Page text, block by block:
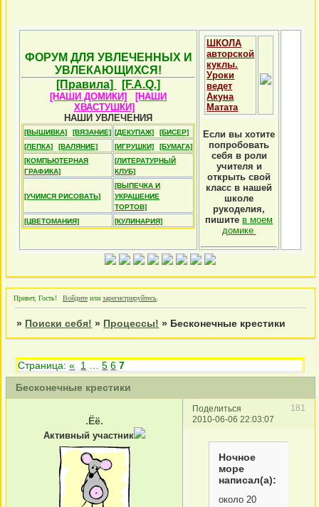
ФОРУМ ДЛЯ УВЛЕЧЕННЫХ И
УВЛЕКАЮЩИХСЯ!
[Правила]
[F.A.Q.]
[НАШИ ДОМИКИ]
[НАШИ
ХВАСТУШКИ]
НАШИ УВЛЕЧЕНИЯ
[ВЫШИВКА] [ВЯЗАНИЕ] [ДЕКУПАЖ]
[БИСЕР]
[ЛЕПКА]
[ВАЛЯНИЕ] [ИГРУШКИ]
[БУМАГА]
[КОМПЬЮТЕРНАЯ
ГРАФИКА]
[ЛИТЕРАТУРНЫЙ
КЛУБ]
[УЧИМСЯ РИСОВАТЬ]
[ВЫПЕЧКА И
УКРАШЕНИЕ
ТОРТОВ]
[ЦВЕТОМАНИЯ]
[КУЛИНАРИЯ]
ШКОЛА
авторской
куклы.
Уроки
ведет
Акуна
Матата
Если вы хотите
попробовать
себя в роли
учителя и
открыть свой
класс в нашей
школе
рукоделия,
пишите в моем
домике
Привет, Гость! Войдите или зарегистрируйтесь
» Поиски себя! » Процессы! » Бесконечные крестики
Бесконечные крестики
Страница:« 1 5 6 7
Поделиться
181
2010-06-06 22:03:07
.Ёё.
Активный участник
Ночное
море
написал(а):
около 20